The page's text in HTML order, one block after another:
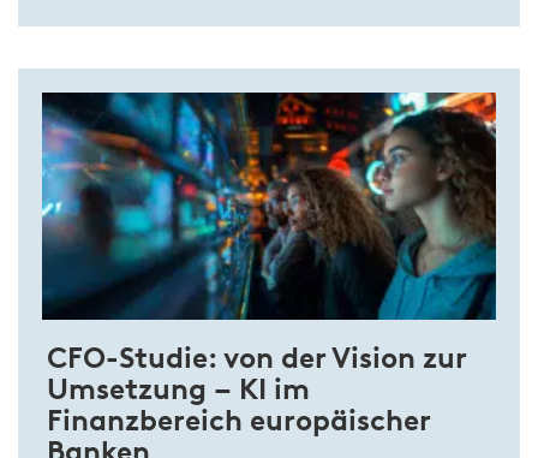
CFO-Studie: von der Vision zur
Umsetzung – KI im
Finanzbereich europäischer